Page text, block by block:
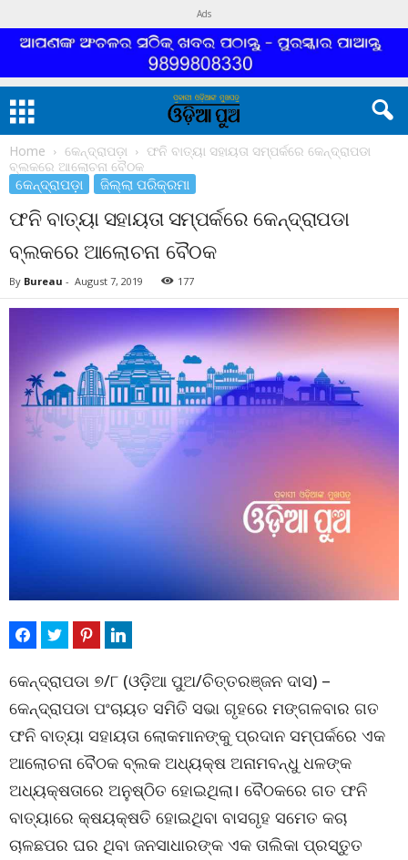
Ads
Home କେନ୍ଦ୍ରାପଡ଼ା
ଫନି ବାତ୍ୟା ସହାୟତା ସମ୍ପର୍କରେ କେନ୍ଦ୍ରାପଡା
ବ୍ଲକରେ ଆଲୋଚନା ବୈଠକ
କେନ୍ଦ୍ରାପଡ଼ା ଜିଲ୍ଲା ପରିକ୍ରମା
ଫନି ବାତ୍ୟା ସହାୟତା ସମ୍ପର୍କରେ କେନ୍ଦ୍ରାପଡା
ବ୍ଲକରେ ଆଲୋଚନା ବୈଠକ
By Bureau - August 7, 2019 177
କେନ୍ଦ୍ରାପଡା ୭/୮ (ଓଡ଼ିଆ ପୁଅ/ଚିତ୍ତରଞ୍ଜନ ଦାସ) –
କେନ୍ଦ୍ରାପଡା ପଂଚାୟତ ସମିତି ସଭା ଗୃହରେ ମଙ୍ଗଳବାର ଗତ
ଫନି ବାତ୍ୟା ସହାୟତା ଲୋକମାନଙ୍କୁ ପ୍ରଦାନ ସମ୍ପର୍କରେ ଏକ
ଆଲୋଚନା ବୈଠକ ବ୍ଲକ ଅଧ୍ୟକ୍ଷ ଅନାମବନ୍ଧୁ ଧଳଙ୍କ
ଅଧ୍ୟକ୍ଷତାରେ ଅନୁଷ୍ଠିତ ହୋଇଥିଲା। ବୈଠକରେ ଗତ ଫନି
ବାତ୍ୟାରେ କ୍ଷୟକ୍ଷତି ହୋଇଥିବା ବାସଗୃହ ସମେତ କଚା
ଚାଳଛପର ଘର ଥିବା ଜନସାଧାରଙ୍କ ଏକ ତାଲିକା ପ୍ରସ୍ତୁତ